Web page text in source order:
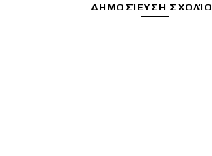
ΔΗΜΟΣΊΕΥΣΗ